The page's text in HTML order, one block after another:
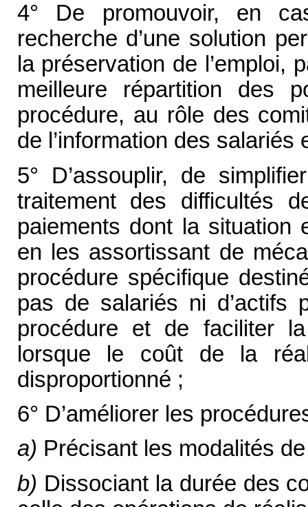
4° De promouvoir, en
recherche d’une solution
la préservation de l’emploi,
meilleure répartition des
procédure, au rôle des
de l’information des
5° D’assouplir, de
traitement des difficultés
paiements dont la situation
en les assortissant de
procédure spécifique
pas de salariés ni d’actifs
procédure et de faciliter
lorsque le coût de la
disproportionné ;
6° D’améliorer les
a) Précisant les modalités
b) Dissociant la durée des